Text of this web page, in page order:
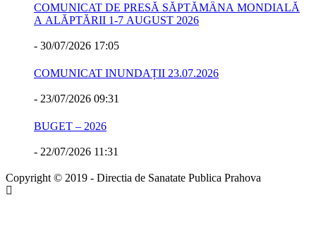
COMUNICAT DE PRESĂ SĂPTĂMÂNA MONDIALĂ
A ALĂPTĂRII 1-7 AUGUST 2026
- 30/07/2026 17:05
COMUNICAT INUNDAȚII 23.07.2026
- 23/07/2026 09:31
BUGET – 2026
- 22/07/2026 11:31
Copyright © 2019 - Directia de Sanatate Publica Prahova